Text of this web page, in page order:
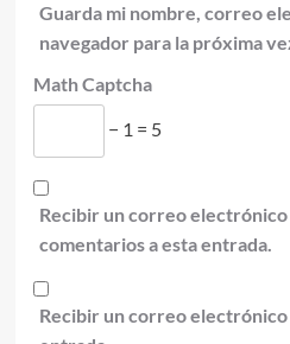
Guarda mi nombre, correo
navegador para la próxima
Math Captcha
− 1 = 5
Recibir un correo electrónico
comentarios a esta entrada.
Recibir un correo electrónico